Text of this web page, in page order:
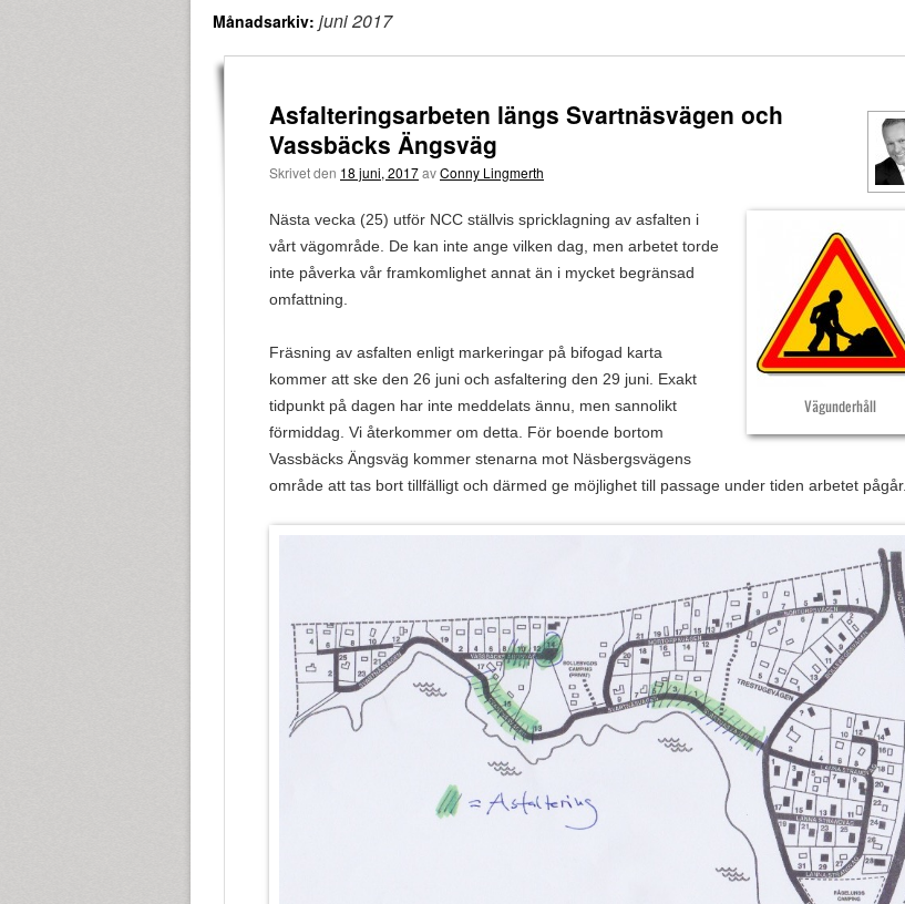
innehåll
Månadsarkiv: juni 2017
Asfalteringsarbeten längs Svartnäsvägen och
Vassbäcks Ängsväg
Skrivet den 18 juni, 2017avConny Lingmerth
Vägunderhåll
Nästa vecka (25) utför NCC ställvis spricklagning av asfalten i
vårt vägområde. De kan inte ange vilken dag, men arbetet torde
inte påverka vår framkomlighet annat än i mycket begränsad
omfattning.
Fräsning av asfalten enligt markeringar på bifogad karta
kommer att ske den 26 juni och asfaltering den 29 juni. Exakt
tidpunkt på dagen har inte meddelats ännu, men sannolikt
förmiddag. Vi återkommer om detta. För boende bortom
Vassbäcks Ängsväg kommer stenarna mot Näsbergsvägens
område att tas bort tillfälligt och därmed ge möjlighet till passage under tiden arbetet pågår.